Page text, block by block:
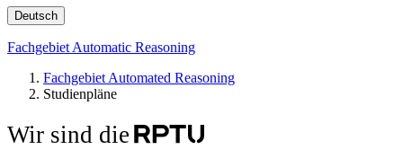
Deutsch
Fachgebiet Automatic Reasoning
Fachgebiet Automated Reasoning
Studienpläne
Wir sind die